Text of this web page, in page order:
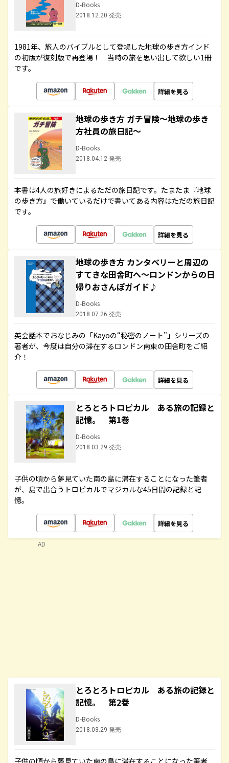
D-Books
2018.12.20 発売
1981年、旅人のバイブルとして登場した地球の歩き方インド
の初版が復刻版で再登場！ 当時の旅を思い出して欲しい1冊
です。
詳細を見る
地球の歩き方 ガチ冒険～地球の歩き
方社員の旅日記～
D-Books
2018.04.12 発売
本書は4人の旅好きによるただの旅日記です。たまたま『地球
の歩き方』で働いているだけで書いてある内容はただの旅日記
です。
詳細を見る
地球の歩き方 カンタベリーと周辺の
すてきな田舎町へ～ロンドンからの日
帰りおさんぽガイド♪
D-Books
2018.07.26 発売
英会話本でおなじみの「Kayoの“秘密のノート”」シリーズの
著者が、今度は自分の滞在するロンドン南東の田舎町をご紹
介！
詳細を見る
とろとろトロピカル ある旅の記録と
記憶。 第1巻
D-Books
2018.03.29 発売
子供の頃から夢見ていた南の島に滞在することになった筆者
が、島で出合うトロピカルでマジカルな45日間の記録と記
憶。
詳細を見る
とろとろトロピカル ある旅の記録と
記憶。 第2巻
D-Books
2018.03.29 発売
子供の頃から夢見ていた南の島に滞在することになった筆者
AD